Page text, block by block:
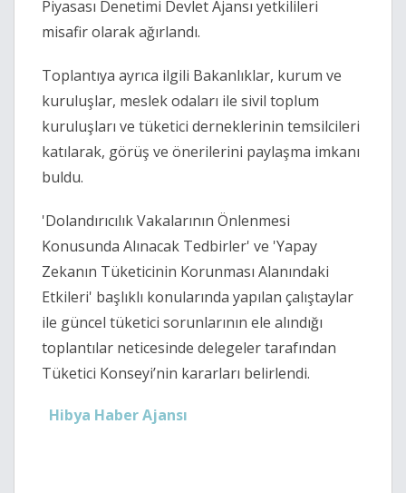
Piyasası Denetimi Devlet Ajansı yetkilileri
misafir olarak ağırlandı.
Toplantıya ayrıca ilgili Bakanlıklar, kurum ve
kuruluşlar, meslek odaları ile sivil toplum
kuruluşları ve tüketici derneklerinin temsilcileri
katılarak, görüş ve önerilerini paylaşma imkanı
buldu.
'Dolandırıcılık Vakalarının Önlenmesi
Konusunda Alınacak Tedbirler' ve 'Yapay
Zekanın Tüketicinin Korunması Alanındaki
Etkileri' başlıklı konularında yapılan çalıştaylar
ile güncel tüketici sorunlarının ele alındığı
toplantılar neticesinde delegeler tarafından
Tüketici Konseyi’nin kararları belirlendi.
Hibya Haber Ajansı